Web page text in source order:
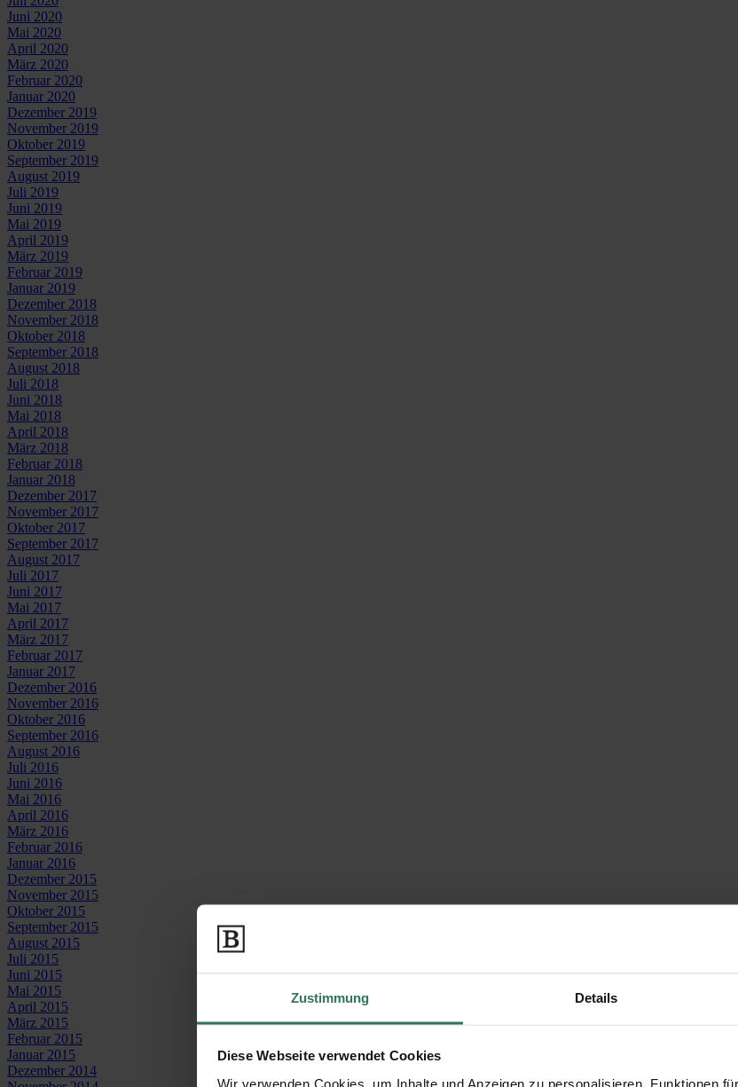
Zustimmung Details
Diese Webseite verwendet Cookies
Wir verwenden Cookies, um Inhalte und Anzeigen zu personalisieren, Funktionen
Juni 2020
Mai 2020
April 2020
März 2020
Februar 2020
Januar 2020
Dezember 2019
November 2019
Oktober 2019
September 2019
August 2019
Juli 2019
Juni 2019
Mai 2019
April 2019
März 2019
Februar 2019
Januar 2019
Dezember 2018
November 2018
Oktober 2018
September 2018
August 2018
Juli 2018
Juni 2018
Mai 2018
April 2018
März 2018
Februar 2018
Januar 2018
Dezember 2017
November 2017
Oktober 2017
September 2017
August 2017
Juli 2017
Juni 2017
Mai 2017
April 2017
März 2017
Februar 2017
Januar 2017
Dezember 2016
November 2016
Oktober 2016
September 2016
August 2016
Juli 2016
Juni 2016
Mai 2016
April 2016
März 2016
Februar 2016
Januar 2016
Dezember 2015
November 2015
Oktober 2015
September 2015
August 2015
Juli 2015
Juni 2015
Mai 2015
April 2015
März 2015
Februar 2015
Januar 2015
Dezember 2014